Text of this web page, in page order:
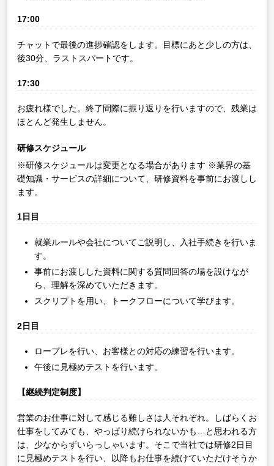
17:00
チャットで最後の進捗確認をします。目標にあと少しの方は、
後30分、ラストスパートです。
17:30
お疲れ様でした。終了間際に振り返りを行いますので、残業は
ほとんど発生しません。
研修スケジュール
※研修スケジュールは変更となる場合があります ※業界の基
礎知識・サービスの詳細について、研修資料を事前にお渡しし
ます。
1日目
就業ルールや会社についてご説明し、入社手続きを行いま
す。
事前にお渡しした資料に関する質問回答の場を設けなが
ら、理解を深めていただきます。
スクリプトを用い、トークフローについて学びます。
2日目
ロープレを行い、お客様との対応の練習を行います。
午後に見極めテストを行います。
【継続判定制度】
営業のお仕事に対して感じる難しさは人それぞれ。しばらくお
仕事をしてみても、やっぱり続けられないかも…と思われる方
は、少なからずいらっしゃいます。そこで当社では研修2日目
に見極めテストを行い、以降もお仕事を続けていただけそうか